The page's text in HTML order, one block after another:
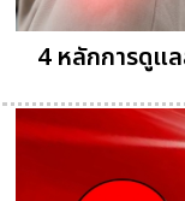
4 หลักการดูแล